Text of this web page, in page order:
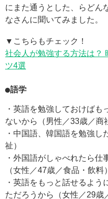
にまた通うとした、らどん
なさんに聞いてみました。
▼こちらもチェック！
社会人が勉強する方法は？
ツ4選
●語学
・英語を勉強しておけば
ないから（男性／33歳／商
・中国語、韓国語を勉強
祉）
・外国語がしゃべれたら仕
（女性／47歳／食品・飲料）
・英語をもっと話せるよ
ただろうから（女性／29歳